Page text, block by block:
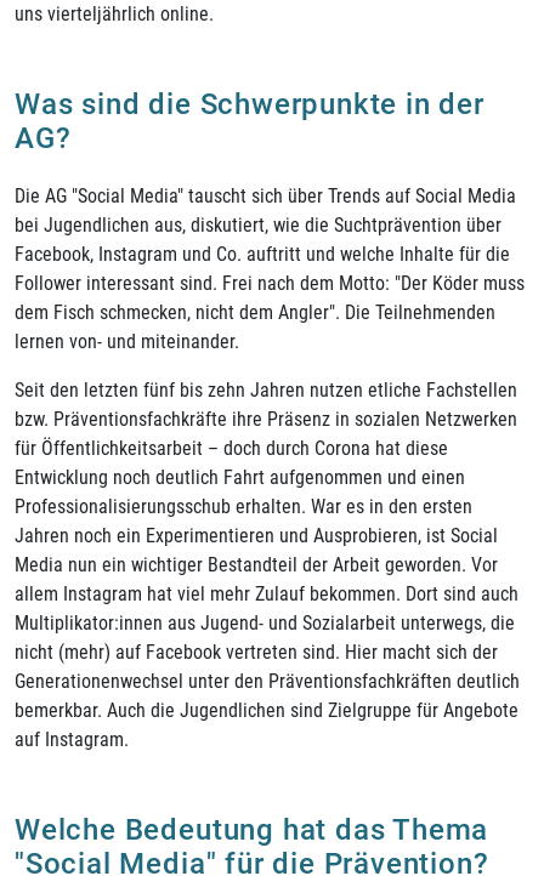
uns vierteljährlich online.
Was sind die Schwerpunkte in der
AG?
Die AG "Social Media" tauscht sich über Trends auf Social Media
bei Jugendlichen aus, diskutiert, wie die Suchtprävention über
Facebook, Instagram und Co. auftritt und welche Inhalte für die
Follower interessant sind. Frei nach dem Motto: "Der Köder muss
dem Fisch schmecken, nicht dem Angler". Die Teilnehmenden
lernen von- und miteinander.
Seit den letzten fünf bis zehn Jahren nutzen etliche Fachstellen
bzw. Präventionsfachkräfte ihre Präsenz in sozialen Netzwerken
für Öffentlichkeitsarbeit – doch durch Corona hat diese
Entwicklung noch deutlich Fahrt aufgenommen und einen
Professionalisierungsschub erhalten. War es in den ersten
Jahren noch ein Experimentieren und Ausprobieren, ist Social
Media nun ein wichtiger Bestandteil der Arbeit geworden. Vor
allem Instagram hat viel mehr Zulauf bekommen. Dort sind auch
Multiplikator:innen aus Jugend- und Sozialarbeit unterwegs, die
nicht (mehr) auf Facebook vertreten sind. Hier macht sich der
Generationenwechsel unter den Präventionsfachkräften deutlich
bemerkbar. Auch die Jugendlichen sind Zielgruppe für Angebote
auf Instagram.
Welche Bedeutung hat das Thema
"Social Media" für die Prävention?